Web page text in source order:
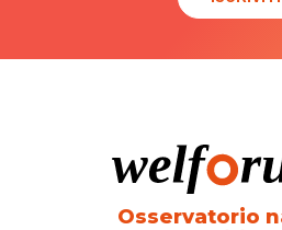
Osservatorio